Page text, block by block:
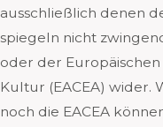
ausschließlich denen
spiegeln nicht
oder der
Kultur (EACEA) wider.
noch die EACEA